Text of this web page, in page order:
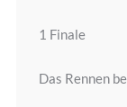
1 Finale
Das Rennen